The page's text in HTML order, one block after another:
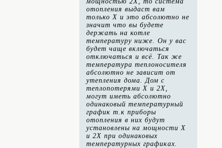
отопления выдаст вам
только Х и это абсолютно не
значит что вы будете
держать на котле
температуру ниже. Он у вас
будет чаще включаться
отключаться и всё. Так же
температура теплоносителя
абсолютно не зависит от
утепления дома. Дом с
теплопотерями Х и 2Х,
могут иметь абсолютно
одинаковый температурный
график т.к приборы
отопления в них будут
установлены на мощности Х
и 2Х при одинаковых
температурных графиках.